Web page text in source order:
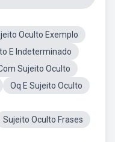
Oculto Exemplo
E Indeterminado
Sujeito Oculto
Oq E Sujeito Oculto
Sujeito Oculto Frases